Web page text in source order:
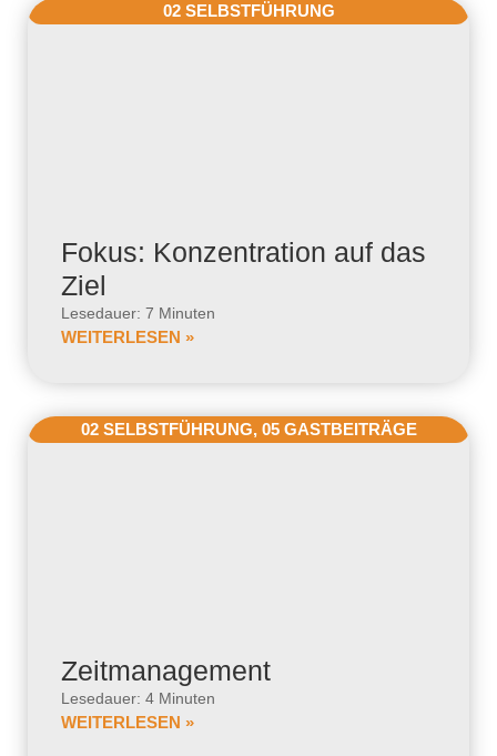
02 SELBSTFÜHRUNG
Fokus: Konzentration auf das
Ziel
Lesedauer: 7 Minuten
WEITERLESEN »
02 SELBSTFÜHRUNG, 05 GASTBEITRÄGE
Zeitmanagement
Lesedauer: 4 Minuten
WEITERLESEN »